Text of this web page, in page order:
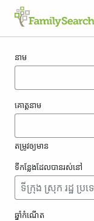
នាម
គោត្តនាម
តម្រូវ​ឲ្យ​មាន
ទីកន្លែង​ដែល​បាន​រស់នៅ
ឆ្នាំ​កំណើត